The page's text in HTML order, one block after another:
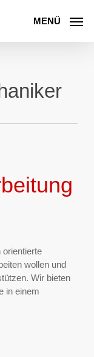
MENÜ
wollen und
Wir bieten
in einem